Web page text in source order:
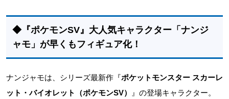
◆『ポケモンSV』大人気キャラクター「ナンジ
ャモ」が早くもフィギュア化！
ナンジャモは、シリーズ最新作『ポケットモンスター スカーレ
ット・バイオレット（ポケモンSV）
』の登場キャラクター。